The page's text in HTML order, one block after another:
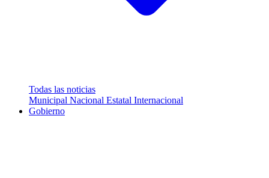
Todas las noticias
Municipal Nacional Estatal Internacional
Gobierno